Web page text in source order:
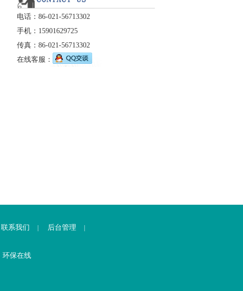
电话：86-021-56713302
手机：15901629725
传真：86-021-56713302
在线客服：
联系我们 后台管理
环保在线